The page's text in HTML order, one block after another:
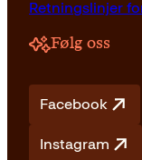
Retningslinjer
Følg oss
Facebook
Instagram